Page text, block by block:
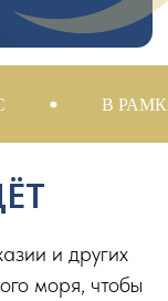
В РАМКАХ
и других
моря, чтобы